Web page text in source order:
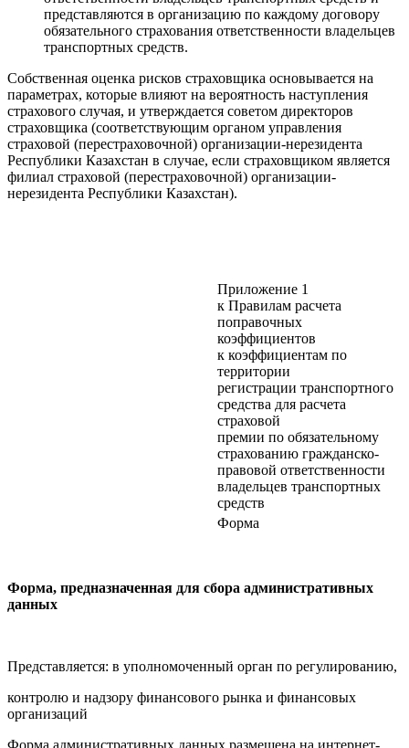
представляются в организацию по каждому договору
обязательного страхования ответственности владельцев
транспортных средств.
Собственная оценка рисков страховщика основывается на
параметрах, которые влияют на вероятность наступления
страхового случая, и утверждается советом директоров
страховщика (соответствующим органом управления
страховой (перестраховочной) организации-нерезидента
Республики Казахстан в случае, если страховщиком является
филиал страховой (перестраховочной) организации-
нерезидента Республики Казахстан).
Приложение 1
к Правилам расчета
поправочных
коэффициентов
к коэффициентам по
территории
регистрации транспортного
средства для расчета
страховой
премии по обязательному
страхованию гражданско-
правовой ответственности
владельцев транспортных
средств
Форма
Форма, предназначенная для сбора административных
данных
Представляется: в уполномоченный орган по регулированию,
контролю и надзору финансового рынка и финансовых
организаций